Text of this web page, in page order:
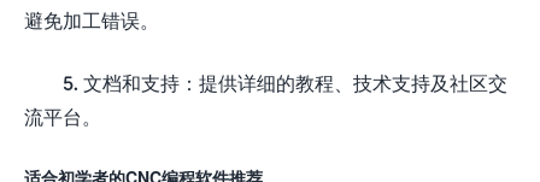
避免加工错误。
5. 文档和支持：提供详细的教程、技术支持及社区交
流平台。
适合初学者的CNC编程软件推荐